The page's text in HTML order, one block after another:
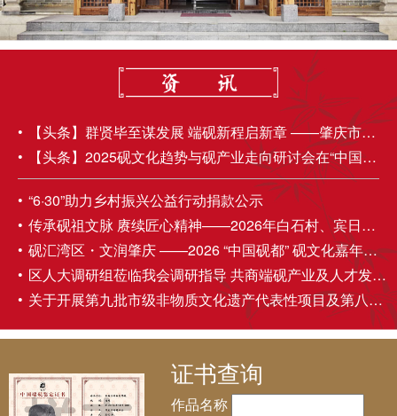
【头条】群贤毕至谋发展 端砚新程启新章 ——肇庆市端砚协会第五届理事会第四次会员大会成功举办
【头条】2025砚文化趋势与砚产业走向研讨会在“中国砚都——肇庆”圆满召开
“6·30”助力乡村振兴公益行动捐款公示
传承砚祖文脉 赓续匠心精神——2026年白石村、宾日村伍丁诞民俗活动圆满举办
砚汇湾区・文润肇庆 ——2026 “中国砚都” 砚文化嘉年华盛大启幕
区人大调研组莅临我会调研指导 共商端砚产业及人才发展大计
关于开展第九批市级非物质文化遗产代表性项目及第八批市级非物质文化遗产代表性传承人推荐申报工作的通知
证书查询
作品名称